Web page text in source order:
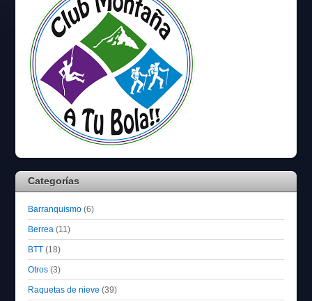
Categorías
Barranquismo (6)
Berrea (11)
BTT (18)
Otros (3)
Raquetas de nieve (39)